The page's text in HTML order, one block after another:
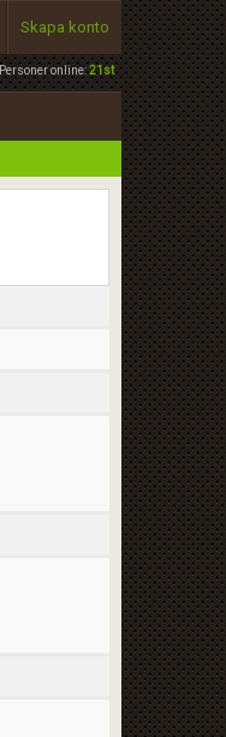
Personer online:21st
Skapa konto